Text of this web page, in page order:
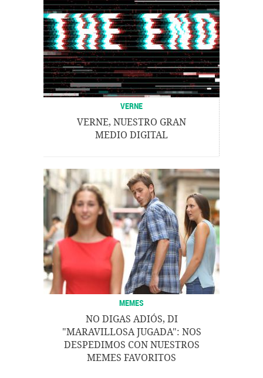
VERNE
VERNE, NUESTRO GRAN
MEDIO DIGITAL
MEMES
NO DIGAS ADIÓS, DI
"MARAVILLOSA JUGADA": NOS
DESPEDIMOS CON NUESTROS
MEMES FAVORITOS